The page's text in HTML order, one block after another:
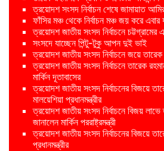
ত্রয়োদশ সংসদ নির্বাচন শেষে জামায়াত
ফাঁসির মঞ্চ থেকে নির্বাচন মঞ্চ জয় করে এবার
ত্রয়োদশ জাতীয় সংসদ নির্বাচনে
সংসদে যাচ্ছেন পিন্টু-টুকু আপন দুই ভাই
ত্রয়োদশ জাতীয় সংসদ নির্বাচনে জয়ে
ত্রয়োদশ জাতীয় সংসদ নির্বাচনে তারেক
মার্কিন দূতাবাসের
ত্রয়োদশ জাতীয় সংসদ নির্বাচনের বিজয়ে
মালয়েশিয়া প্রধানমন্ত্রীর
ত্রয়োদশ জাতীয় সংসদ নির্বাচনে বিজয়
জানালেন মার্কিন পররাষ্ট্রমন্ত্রী
ত্রয়োদশ জাতীয় সংসদ নির্বাচনের বিজয়ে
প্রধানমন্ত্রীর